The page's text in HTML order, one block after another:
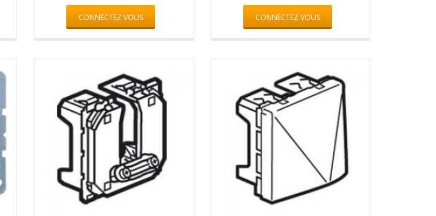
CONNECTEZ VOUS CONNECTEZ VOUS